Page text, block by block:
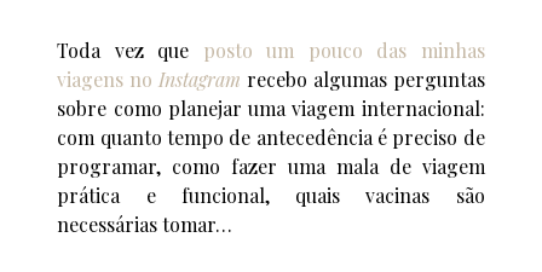
Toda vez que posto um pouco das minhas
viagens no Instagram recebo algumas perguntas
sobre como planejar uma viagem internacional:
com quanto tempo de antecedência é preciso de
programar, como fazer uma mala de viagem
prática e funcional, quais vacinas são
necessárias tomar…